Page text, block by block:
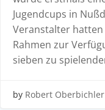
Jugendcups in
Veranstalter
Rahmen zur
sieben zu
by Robert Oberbichler